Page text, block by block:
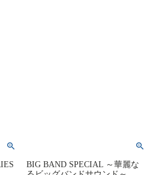
BIG BAND SPECIAL ～華麗な